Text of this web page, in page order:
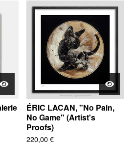
ÉRIC LACAN, "No Pain,
No Game" (Artist's
Proofs)
220,00€